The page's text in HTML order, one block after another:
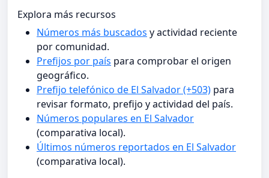
Explora más recursos
Números más buscados y actividad reciente
por comunidad.
Prefijos por país para comprobar el origen
geográfico.
Prefijo telefónico de El Salvador (+503) para
revisar formato, prefijo y actividad del país.
Números populares en El Salvador
(comparativa local).
Últimos números reportados en El Salvador
(comparativa local).